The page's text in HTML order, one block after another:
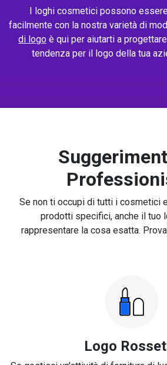
I loghi cosmetici possono
facilmente con la nostra varietà di
di logo è qui per aiutarti a
tendenza per il logo della tua
Se non ti occupi di tutti i cosmetici
prodotti specifici, anche il tuo
rappresentare la cosa esatta.
Logo